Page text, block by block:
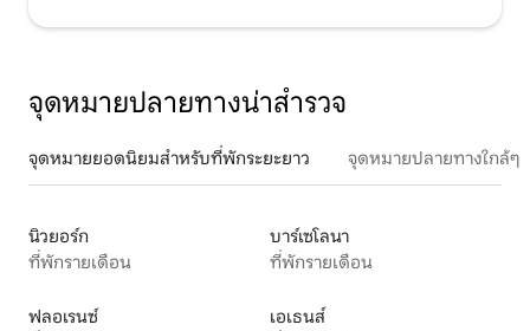
จุดหมายปลายทางน่าสำรวจ
จุดหมายยอดนิยมสำหรับที่พักระยะยาว จุดหมายปลายทางใกล้ๆ
นิวยอร์ก
ที่พักรายเดือน
บาร์เซโลนา
ที่พักรายเดือน
ฟลอเรนซ์
เอเธนส์